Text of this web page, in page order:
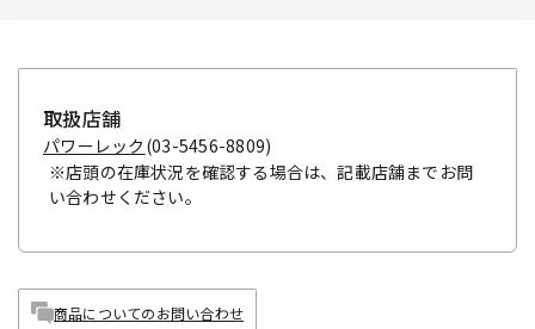
取扱店舗
パワーレック (03-5456-8809)
※店頭の在庫状況を確認する場合は、記載店舗までお問
い合わせください。
商品についてのお問い合わせ